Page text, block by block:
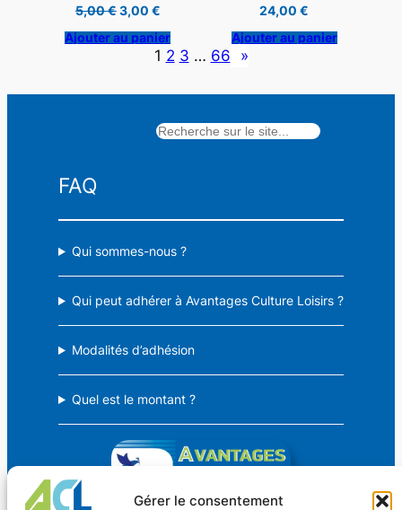
Gérer le consentement
5,00€Le
prix
initial
était :
5,00 €.
3,00 €Le
actuel
est :
3,00 €.
Ajouter au panier
24,00€
Ajouter au panier
1 2 3 … 66 »
FAQ
Qui sommes-nous ?
Qui peut adhérer à Avantages Culture Loisirs ?
Modalités d’adhésion
Quel est le montant ?